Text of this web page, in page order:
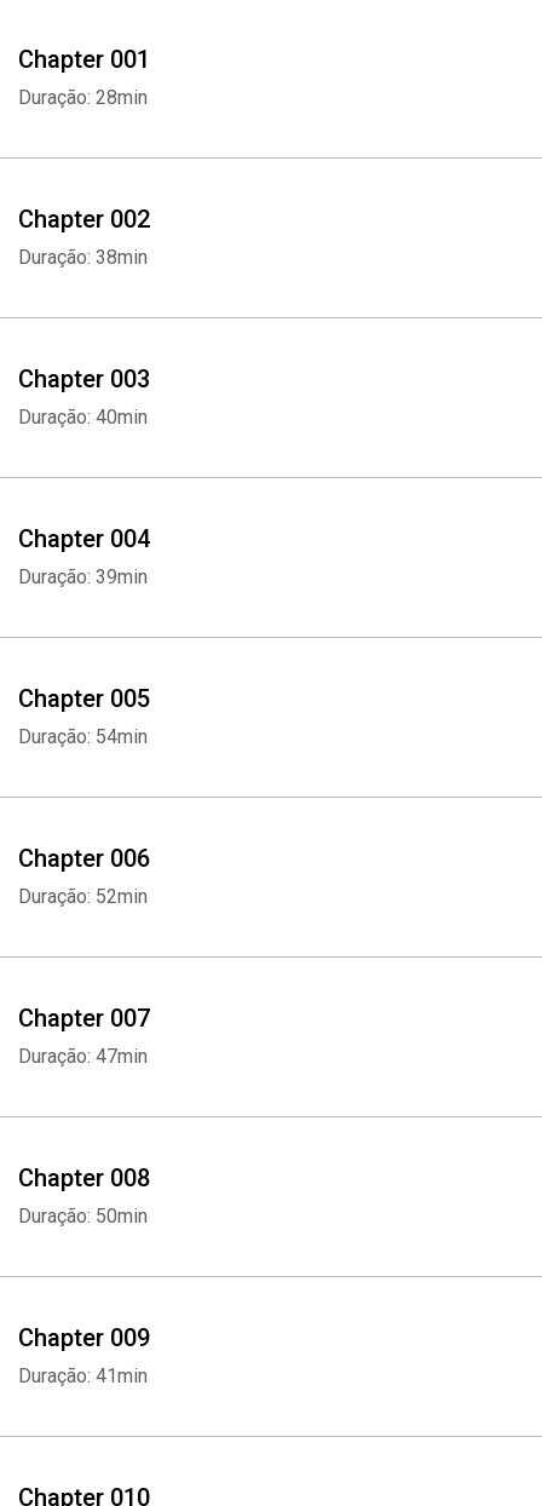
Chapter 001
Duração: 28min
Chapter 002
Duração: 38min
Chapter 003
Duração: 40min
Chapter 004
Duração: 39min
Chapter 005
Duração: 54min
Chapter 006
Duração: 52min
Chapter 007
Duração: 47min
Chapter 008
Duração: 50min
Chapter 009
Duração: 41min
Chapter 010